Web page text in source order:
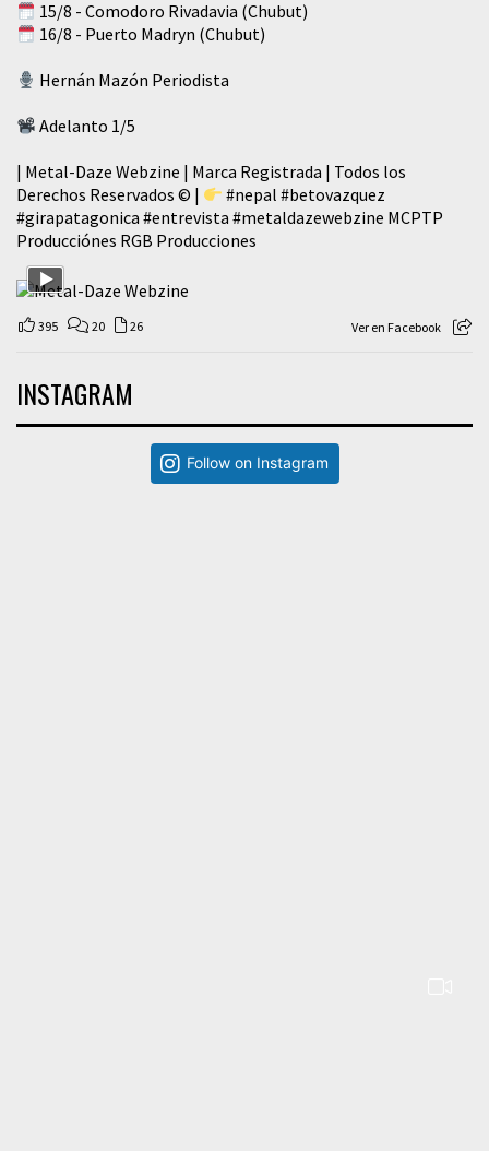
15/8 - Comodoro Rivadavia (Chubut)
16/8 - Puerto Madryn (Chubut)
Hernán Mazón Periodista
Adelanto 1/5
| Metal-Daze Webzine | Marca Registrada | Todos los
Derechos Reservados © |
#nepal #betovazquez
#girapatagonica #entrevista #metaldazewebzine MCPTP
Producciónes RGB Producciones
395 20 26 Ver en Facebook
INSTAGRAM
Follow on Instagram